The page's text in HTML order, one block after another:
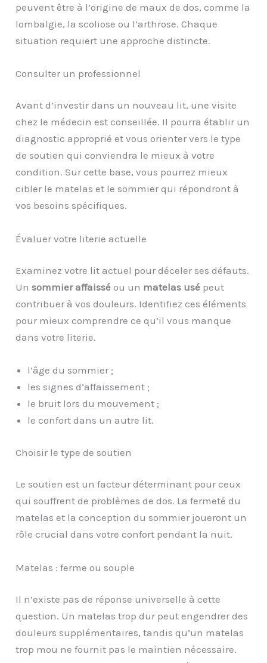
peuvent être à l’origine de maux de dos, comme la
lombalgie, la scoliose ou l’arthrose. Chaque
situation requiert une approche distincte.
Consulter un professionnel
Avant d’investir dans un nouveau lit, une visite
chez le médecin est conseillée. Il pourra établir un
diagnostic approprié et vous orienter vers le type
de soutien qui conviendra le mieux à votre
condition. Sur cette base, vous pourrez mieux
cibler le matelas et le sommier qui répondront à
vos besoins spécifiques.
Évaluer votre literie actuelle
Examinez votre lit actuel pour déceler ses défauts.
Unsommier affaissé ou un matelas usé peut
contribuer à vos douleurs. Identifiez ces éléments
pour mieux comprendre ce qu’il vous manque
dans votre literie.
l’âge du sommier ;
les signes d’affaissement ;
le bruit lors du mouvement ;
le confort dans un autre lit.
Choisir le type de soutien
Le soutien est un facteur déterminant pour ceux
qui souffrent de problèmes de dos. La fermeté du
matelas et la conception du sommier joueront un
rôle crucial dans votre confort pendant la nuit.
Matelas : ferme ou souple
Il n’existe pas de réponse universelle à cette
question. Un matelas trop dur peut engendrer des
douleurs supplémentaires, tandis qu’un matelas
trop mou ne fournit pas le maintien nécessaire.